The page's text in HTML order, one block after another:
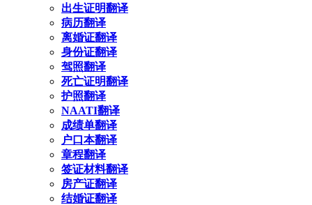
出生证明翻译
病历翻译
离婚证翻译
身份证翻译
驾照翻译
死亡证明翻译
护照翻译
NAATI翻译
成绩单翻译
户口本翻译
章程翻译
签证材料翻译
房产证翻译
结婚证翻译